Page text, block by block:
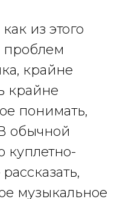
из этого
проблем
крайне
крайне
понимать,
обычной
куплетно-
музыкальное